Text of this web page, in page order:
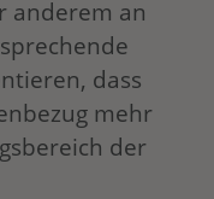
anderem an
dass
mehr
der